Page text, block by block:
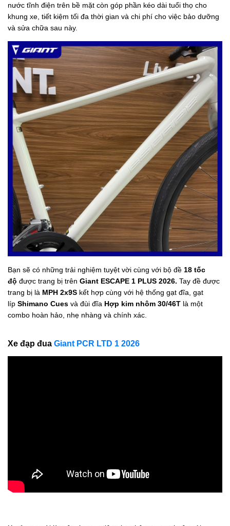
nước tĩnh điện trên bề mặt còn góp phần kéo dài tuổi thọ cho
khung xe, tiết kiệm tối đa thời gian và chi phí cho việc bảo dưỡng
và sửa chữa sau này.
Bạn sẽ có những trải nghiệm tuyệt vời cùng với bộ đề 18 tốc
độ được trang bị trên Giant ESCAPE 1 PLUS 2026. Tay đề được
trang bị là MPH 2x9S kết hợp cùng với hệ thống gạt đĩa, gạt
líp Shimano Cues và đùi đĩa Hợp kim nhôm 30/46T là một
combo hoàn hảo, nhẹ nhàng và chính xác.
Xe đạp đua Giant PCR LTD 1 2026